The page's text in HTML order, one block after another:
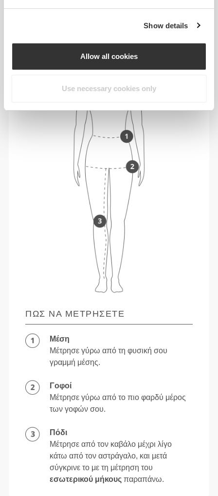
Show details
Allow all cookies
Use necessary cookies only
ΠΏΣ ΝΑ ΜΕΤΡΉΣΕΤΕ
Μέση
Μέτρησε γύρω από τη φυσική σου
γραμμή μέσης.
Γοφοί
Μέτρησε γύρω από το πιο φαρδύ μέρος
των γοφών σου.
Πόδι
Μέτρησε από τον καβάλο μέχρι λίγο
κάτω από τον αστράγαλο, και μετά
σύγκρινε το με τη μέτρηση του
εσωτερικού μήκους παραπάνω.